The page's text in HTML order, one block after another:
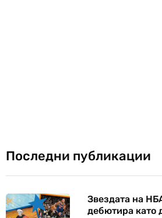
Последни публикации
Звездата на
дебютира като